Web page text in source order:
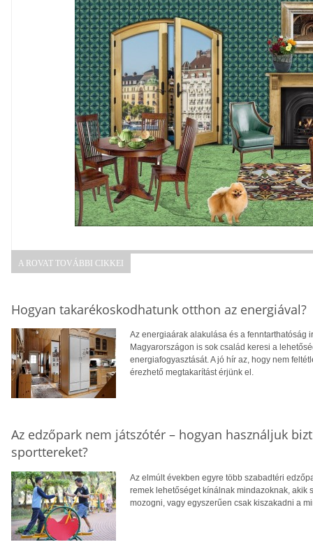
A ROVAT TOVÁBBI CIKKEI
Hogyan takarékoskodhatunk otthon az energiával?
Az energiaárak alakulása és a fenntarthatóság
Magyarországon is sok család keresi a
energiafogyasztását. A jó hír az, hogy nem
érezhető megtakarítást érjünk el.
Az edzőpark nem játszótér – hogyan használjuk
sporttereket?
Az elmúlt években egyre több szabadtéri
remek lehetőséget kínálnak mindazoknak,
mozogni, vagy egyszerűen csak kiszakadni a